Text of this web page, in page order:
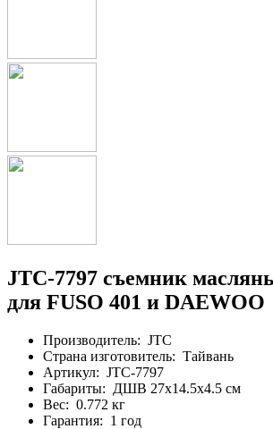
JTC-7797 съемник
для FUSO 401 и DAEWOO
Производитель: JTC
Страна изготовитель: Тайвань
Артикул: JTC-7797
Габариты: ДШВ 27х14.5х4.5 см
Вес: 0.772 кг
Гарантия: 1 год